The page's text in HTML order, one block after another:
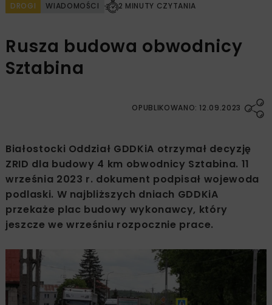
DROGI WIADOMOŚCI 2 MINUTY CZYTANIA
Rusza budowa obwodnicy
Sztabina
OPUBLIKOWANO: 12.09.2023
Białostocki Oddział GDDKiA otrzymał decyzję
ZRID dla budowy 4 km obwodnicy Sztabina. 11
września 2023 r. dokument podpisał wojewoda
podlaski. W najbliższych dniach GDDKiA
przekaże plac budowy wykonawcy, który
jeszcze we wrześniu rozpocznie prace.